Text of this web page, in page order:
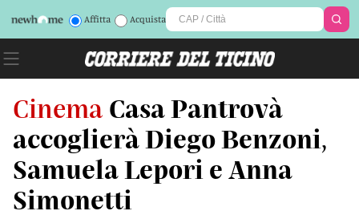
Affitta Acquista
Cinema Casa Pantrovà
accoglierà Diego Benzoni,
Samuela Lepori e Anna
Simonetti